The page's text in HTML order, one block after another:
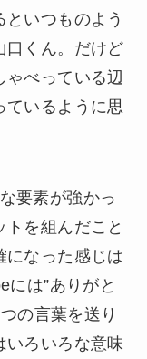
いつものよう
口くん。だけど
ゃべっている辺
ているように思
要素が強かっ
を組んだこと
になった感じは
は”ありがと
の言葉を送り
いろいろな意味